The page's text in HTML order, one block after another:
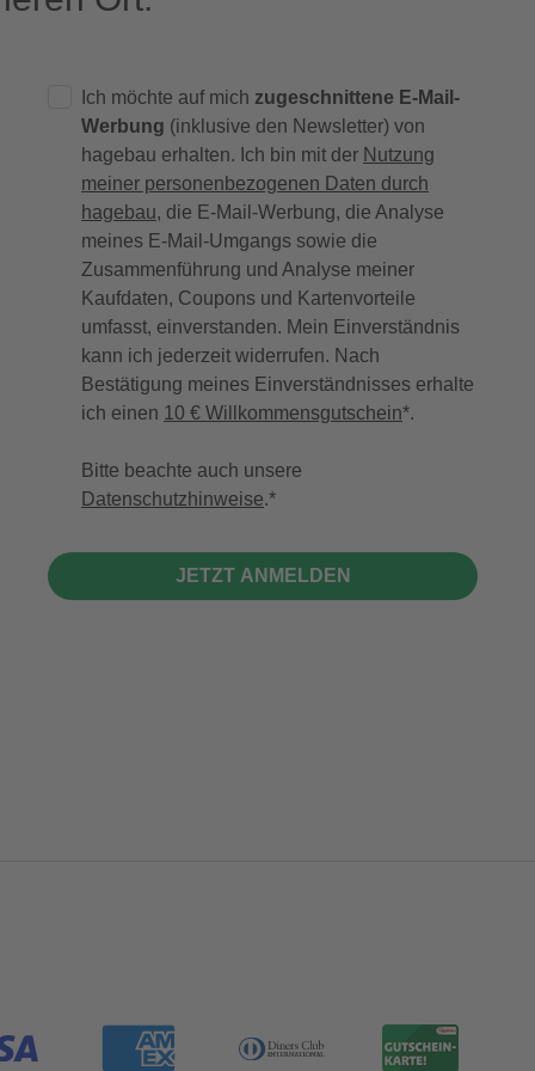
Ich möchte auf mich zugeschnittene E-Mail-
Werbung (inklusive den Newsletter) von
hagebau erhalten. Ich bin mit der Nutzung
meiner personenbezogenen Daten durch
hagebau, die E-Mail-Werbung, die Analyse
meines E-Mail-Umgangs sowie die
Zusammenführung und Analyse meiner
Kaufdaten, Coupons und Kartenvorteile
umfasst, einverstanden. Mein Einverständnis
kann ich jederzeit widerrufen. Nach
Bestätigung meines Einverständnisses erhalte
ich einen 10 € Willkommensgutschein*.
Bitte beachte auch unsere
Datenschutzhinweise.
JETZT ANMELDEN